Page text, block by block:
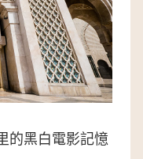
的黑白電影記憶